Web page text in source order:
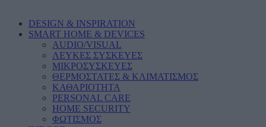
DESIGN & INSPIRATION
SMART HOME & DEVICES
AUDIO/VISUAL
ΛΕΥΚΕΣ ΣΥΣΚΕΥΕΣ
ΜΙΚΡΟΣΥΣΚΕΥΕΣ
ΘΕΡΜΟΣΤΑΤΕΣ & ΚΛΙΜΑΤΙΣΜΟΣ
ΚΑΘΑΡΙΟΤΗΤΑ
PERSONAL CARE
HOME SECURITY
ΦΩΤΙΣΜΟΣ